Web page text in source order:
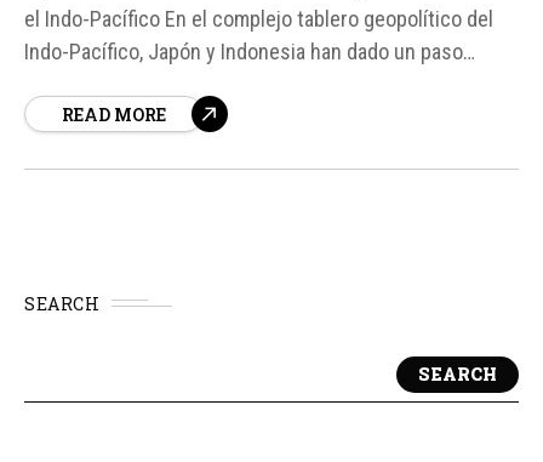
el Indo-Pacífico En el complejo tablero geopolítico del
Indo-Pacífico, Japón y Indonesia han dado un paso
con el objetivo de contrarrestar la creciente influencia
READ MORE
SEARCH
SEARCH